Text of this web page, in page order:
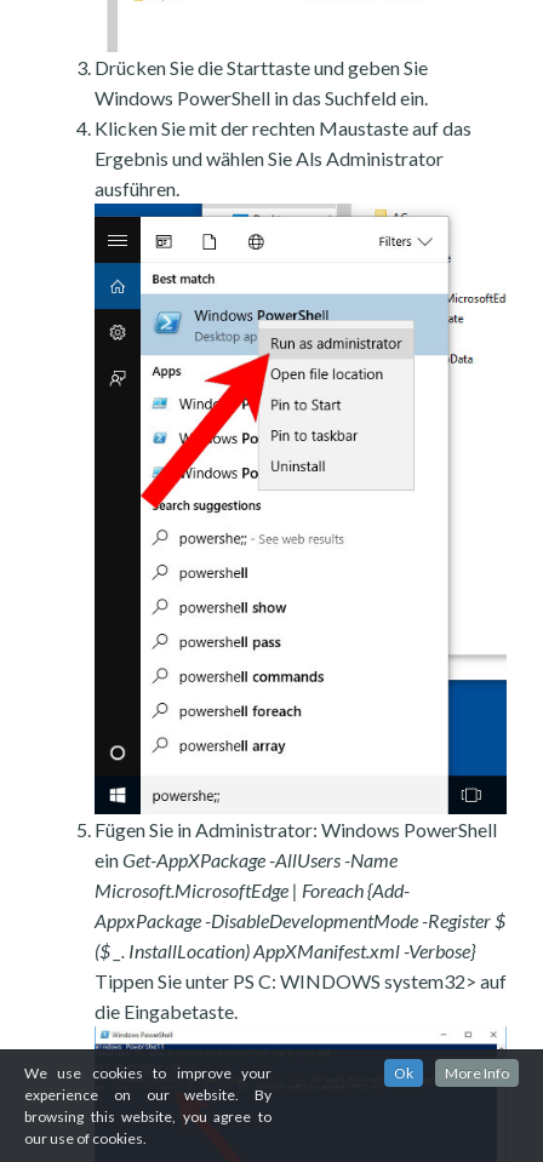
Drücken Sie die Starttaste und geben Sie
Windows PowerShell in das Suchfeld ein.
Klicken Sie mit der rechten Maustaste auf das
Ergebnis und wählen Sie Als Administrator
ausführen.
Fügen Sie in Administrator: Windows PowerShell
einGet-AppXPackage -AllUsers -Name
Microsoft.MicrosoftEdge | Foreach {Add-
AppxPackage -DisableDevelopmentMode -Register $
($ _. InstallLocation) AppXManifest.xml -Verbose}
Tippen Sie unter PS C: WINDOWS system32> auf
die Eingabetaste.
We use cookies to improve your
experience on our website. By
browsing this website, you agree to
our use of cookies.
Ok More Info